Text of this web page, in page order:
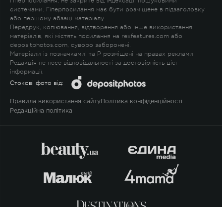
системами. Гіперпосилання має бути розміщене в підзаголовку
або першому абзаці матеріалу.
Передрук, копіювання, відтворення або інше використання
матеріалів, які містять посилання на rexfeatures.com або
depositphotos.com, суворо заборонені.
Матеріали із позначками! та P розміщені на правах реклами.
Редакція не несе відповідальності за достовірність цієї
інформації.
Стокові фото від:
Правила використання сайту Політика конфіденційності
Редакційна політика